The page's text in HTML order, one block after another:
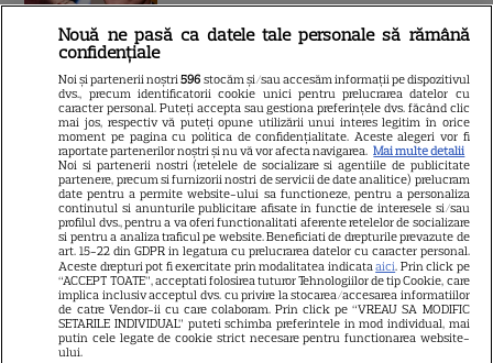
oameni i-au dat like lui Tudor!
“Sunt curios cine vă…”.
Continuarea e șah mat
Gata, e oficial! Ce salariu are
Mirabela Grădinaru, dar asta
nu e tot! Surpriza uriașă din
declarația de avere! Da, scrie
negru pe alb! O cheamă…
Cum a descoperit Alina
Pușcău că are cancer. Primele
Nouă ne pasă ca datele tale personale să rămână
confidențiale
Noi și partenerii noștri596 stocăm și/sau accesăm informații pe dispozitivul
dvs., precum identificatorii cookie unici pentru prelucrarea datelor cu
caracter personal. Puteți accepta sau gestiona preferințele dvs. făcând clic
mai jos, respectiv vă puteți opune utilizării unui interes legitim în orice
moment pe pagina cu politica de confidențialitate. Aceste alegeri vor fi
raportate partenerilor noștri și nu vă vor afecta navigarea. Mai multe detalii
Noi si partenerii nostri (retelele de socializare si agentiile de publicitate
partenere, precum si furnizorii nostri de servicii de date analitice) prelucram
date pentru a permite website-ului sa functioneze, pentru a personaliza
continutul si anunturile publicitare afisate in functie de interesele si/sau
profilul dvs., pentru a va oferi functionalitati aferente retelelor de socializare
si pentru a analiza traficul pe website. Beneficiati de drepturile prevazute de
art. 15-22 din GDPR in legatura cu prelucrarea datelor cu caracter personal.
Aceste drepturi pot fi exercitate prin modalitatea indicataaici. Prin click pe
“ACCEPT TOATE”, acceptati folosirea tuturor Tehnologiilor de tip Cookie, care
implica inclusiv acceptul dvs. cu privire la stocarea/accesarea informatiilor
de catre Vendor-ii cu care colaboram. Prin click pe “VREAU SA MODIFIC
SETARILE INDIVIDUAL” puteti schimba preferintele in mod individual, mai
putin cele legate de cookie strict necesare pentru functionarea website-
ului.